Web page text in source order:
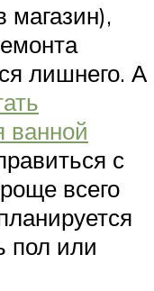
магазин),
лишнего. А
ванной
с
всего
пол или